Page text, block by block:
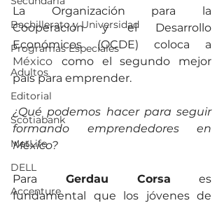
Bachillerato y Universidad
Programas Especiales
Adultos
Editorial
Scotiabank
MetLife
DELL
Accenture
La Organización para la
Cooperación y el Desarrollo
México
como el segundo mejor
país para emprender.
¿Qué podemos hacer para seguir
formando emprendedores en
México?
Para Gerdau Corsa es
fundamental que los jóvenes de